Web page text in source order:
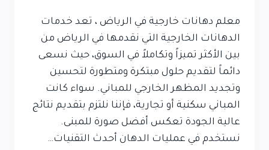
معلم دهانات خارجية في الرياض ، تعد خدمات
الدهانات الخارجية التي نقدمها في الرياض من
بين الأكثر تميزاً وتكاملاً في السوق، حيث نسعى
دائماً لتقديم حلول مبتكرة ومتطورة لتحسين
وتجديد المظهر الخارجي للمباني. سواء كانت
المباني سكنية أو تجارية، فإننا نلتزم بتقديم نتائج
عالية الجودة تعكس أفضل صورة للمبنى.
نستخدم في عمليات الدهان أحدث التقنيات…